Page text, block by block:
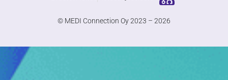
© MEDI Connection Oy 2023 – 2026